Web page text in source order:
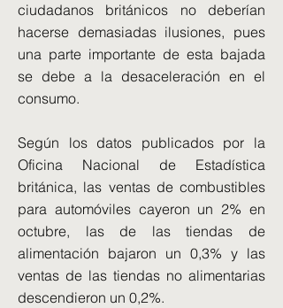
ciudadanos británicos no deberían
hacerse demasiadas ilusiones, pues
una parte importante de esta bajada
se debe a la desaceleración en el
consumo.
Según los datos publicados por la
Oficina Nacional de Estadística
británica, las ventas de combustibles
para automóviles cayeron un 2% en
octubre, las de las tiendas de
alimentación bajaron un 0,3% y las
ventas de las tiendas no alimentarias
descendieron un 0,2%.